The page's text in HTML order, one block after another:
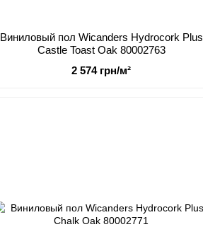
Виниловый пол Wicanders Hydrocork Plus
Castle Toast Oak 80002763
2 574 грн/м²